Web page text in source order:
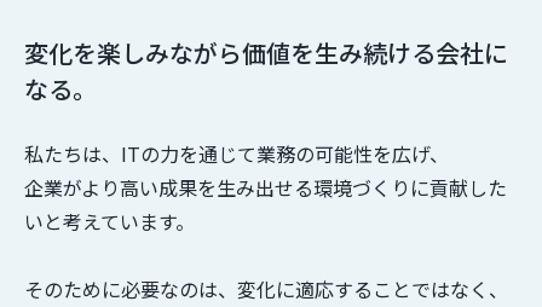
変化を楽しみながら価値を生み続ける会社に
なる。
私たちは、ITの力を通じて業務の可能性を広げ、
企業がより高い成果を生み出せる環境づくりに貢献した
いと考えています。
そのために必要なのは、変化に適応することではなく、